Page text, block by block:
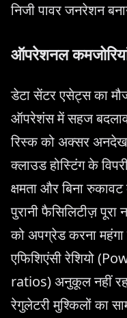
निजी पावर जनरेशन
ऑपरेशनल
डेटा सेंटर एसेट्स का
ऑपरेशंस में सहज
रिस्क को अक्सर
क्लाउड होस्टिंग के
क्षमता और बिना
पुरानी फैसिलिटीज़
को अपग्रेड करना
एफिशिएंसी रेशियो
ratios) अनुकूल नहीं
रेगुलेटरी मुश्किलों का